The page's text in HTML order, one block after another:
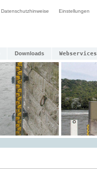
Datenschutzhinweise Einstellungen
Downloads Webservices